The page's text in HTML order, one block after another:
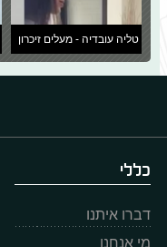
טליה עובדיה - מעלים זיכרון
כללי
דברו איתנו
מי אנחנו